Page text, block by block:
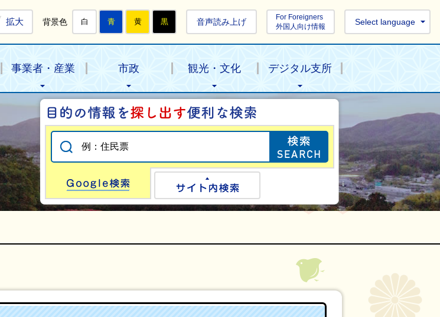
拡大 背景色 白 青 黄 黒 音声読み上げ
For Foreigners
外国人向け情報
Select language
事業者・産業 市政 観光・文化 デジタル支所
目的の情報を探
Google検索